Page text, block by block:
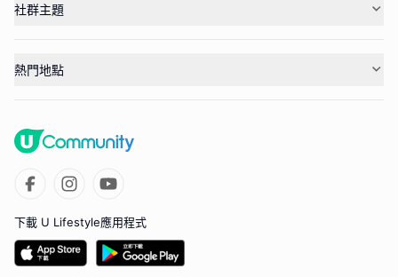
社群主題
熱門地點
下載 U Lifestyle應用程式